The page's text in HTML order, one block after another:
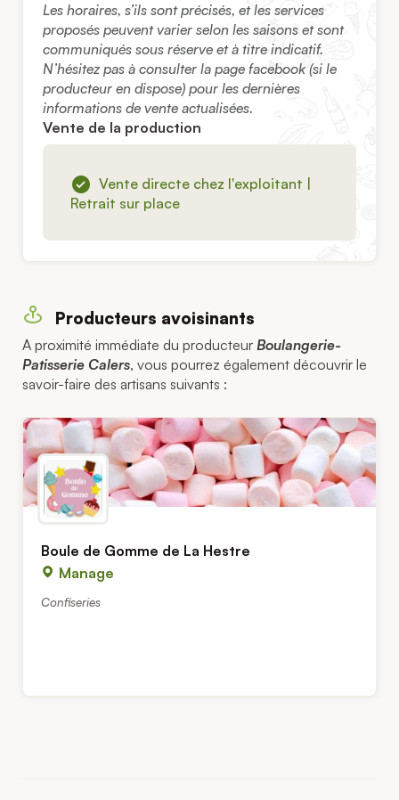
Les horaires, s’ils sont précisés, et les services
proposés peuvent varier selon les saisons et sont
communiqués sous réserve et à titre indicatif.
N’hésitez pas à consulter la page facebook (si le
producteur en dispose) pour les dernières
informations de vente actualisées.
Vente de la production
Vente directe chez l'exploitant |
Retrait sur place
Producteurs avoisinants
A proximité immédiate du producteur Boulangerie-
Patisserie Calers, vous pourrez également découvrir le
savoir-faire des artisans suivants :
Boule de Gomme de La Hestre
Manage
Confiseries